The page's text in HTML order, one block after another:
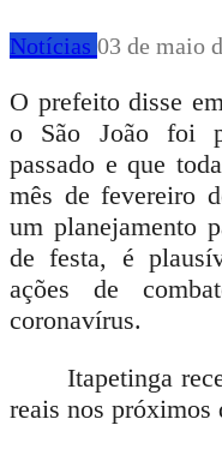
Notícias 03 de maio
O prefeito disse
o São João foi
passado e que
mês de fevereiro
um planejamento
de festa, é
ações de
coronavírus.
Itapetinga
reais nos próximos